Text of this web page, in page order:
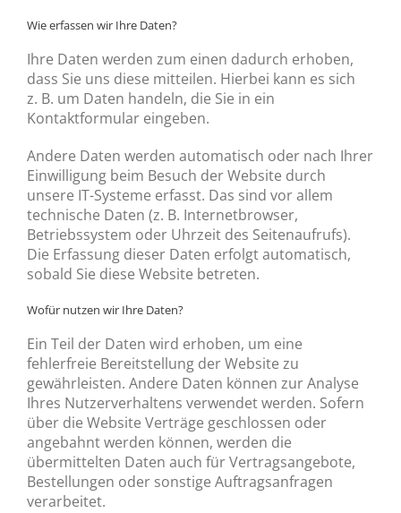
Wie erfassen wir Ihre Daten?
Ihre Daten werden zum einen dadurch erhoben,
dass Sie uns diese mitteilen. Hierbei kann es sich
z. B. um Daten handeln, die Sie in ein
Kontaktformular eingeben.
Andere Daten werden automatisch oder nach Ihrer
Einwilligung beim Besuch der Website durch
unsere IT-Systeme erfasst. Das sind vor allem
technische Daten (z. B. Internetbrowser,
Betriebssystem oder Uhrzeit des Seitenaufrufs).
Die Erfassung dieser Daten erfolgt automatisch,
sobald Sie diese Website betreten.
Wofür nutzen wir Ihre Daten?
Ein Teil der Daten wird erhoben, um eine
fehlerfreie Bereitstellung der Website zu
gewährleisten. Andere Daten können zur Analyse
Ihres Nutzerverhaltens verwendet werden. Sofern
über die Website Verträge geschlossen oder
angebahnt werden können, werden die
übermittelten Daten auch für Vertragsangebote,
Bestellungen oder sonstige Auftragsanfragen
verarbeitet.